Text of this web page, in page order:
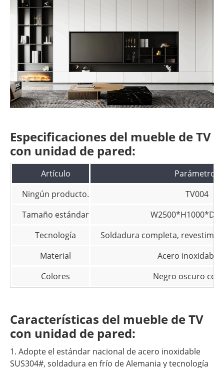
Especificaciones del mueble de TV
con unidad de pared:
Artículo
Parámetros
Ningún producto.
TV004
Tamaño estándar
Tecnología
Soldadura completa,
Material
Acero inoxidable
Colores
Negro oscuro
Características del mueble de TV
con unidad de pared:
1. Adopte el estándar nacional de acero inoxidable
SUS304#, soldadura en frío de Alemania y tecnología